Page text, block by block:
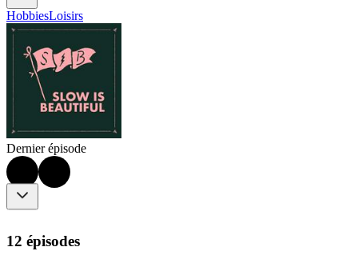
HobbiesLoisirs
Dernier épisode
12 épisodes